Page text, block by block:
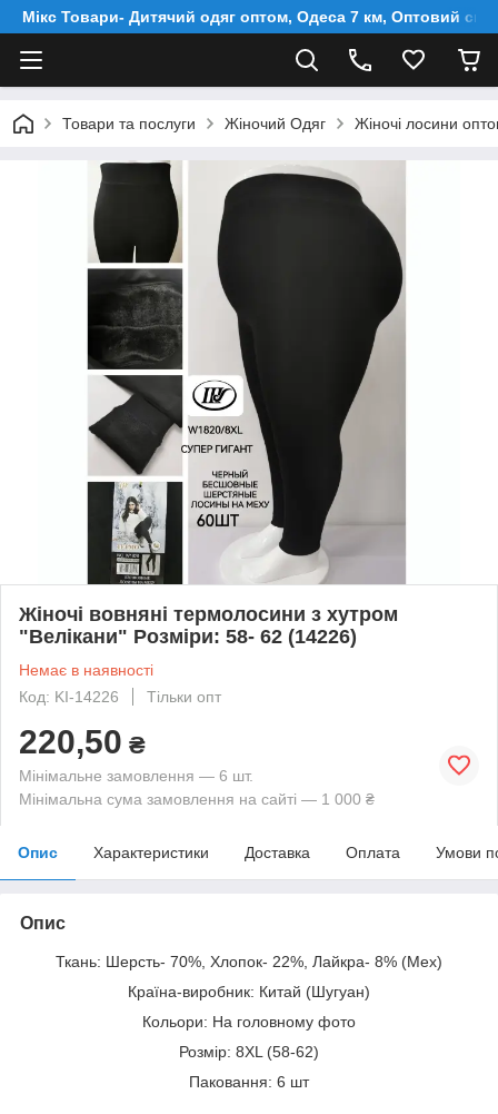
Мікс Товари- Дитячий одяг оптом, Одеса 7 км, Оптовий
Товари та послуги Жіночий Одяг Жіночі лосини
Жіночі вовняні термолосини з хутром
"Велікани" Розміри: 58- 62 (14226)
Немає в наявності
Код: KI-14226
Тільки опт
220,50 ₴
Мінімальне замовлення — 6 шт.
Мінімальна сума замовлення на сайті — 1 000 ₴
Опис Характеристики Доставка Оплата Умови
Опис
Ткань: Шерсть- 70%, Хлопок- 22%, Лайкра- 8% (Мех)
Країна-виробник: Китай (Шугуан)
Кольори: На головному фото
Розмір: 8XL (58-62)
Паковання: 6 шт